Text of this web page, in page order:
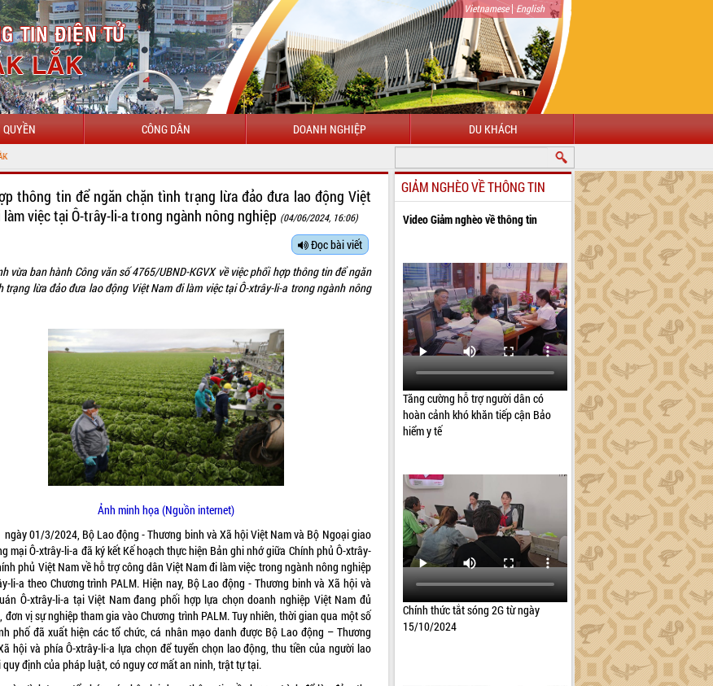
Vietnamese| English
CÔNG DÂN DOANH NGHIỆP DU KHÁCH
thông tin để ngăn chặn tình trạng lừa đảo đưa lao động Việt
làm việc tại Ô-trây-li-a trong ngành nông nghiệp (04/06/2024, 16:06)
Đọc bài viết
vừa ban hành Công văn số 4765/UBND-KGVX về việc phối hợp thông tin để ngăn
trạng lừa đảo đưa lao động Việt Nam đi làm việc tại Ô-xtrây-li-a trong ngành nông
Ảnh minh họa (Nguồn internet)
ngày 01/3/2024, Bộ Lao động - Thương binh và Xã hội Việt Nam và Bộ Ngoại giao
mại Ô-xtrây-li-a đã ký kết Kế hoạch thực hiện Bản ghi nhớ giữa Chính phủ Ô-xtrây-
phủ Việt Nam về hỗ trợ công dân Việt Nam đi làm việc trong ngành nông nghiệp
li-a theo Chương trình PALM. Hiện nay, Bộ Lao động - Thương binh và Xã hội và
Ô-xtrây-li-a tại Việt Nam đang phối hợp lựa chọn doanh nghiệp Việt Nam đủ
đơn vị sự nghiệp tham gia vào Chương trình PALM. Tuy nhiên, thời gian qua một số
phố đã xuất hiện các tổ chức, cá nhân mạo danh được Bộ Lao động – Thương
hội và phía Ô-xtrây-li-a lựa chọn để tuyển chọn lao động, thu tiền của người lao
định của pháp luật, có nguy cơ mất an ninh, trật tự tại.
GIẢM NGHÈO VỀ THÔNG TIN
Video Giảm nghèo về thông tin
Tăng cường hỗ trợ người dân có
hoàn cảnh khó khăn tiếp cận Bảo
hiểm y tế
Chính thức tắt sóng 2G từ ngày
15/10/2024